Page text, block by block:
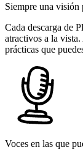
Siempre una visión
Cada descarga de
atractivos a la
prácticas que
Voces en las que